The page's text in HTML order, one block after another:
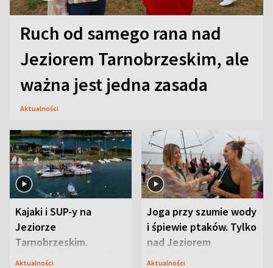
Ruch od samego rana nad
Jeziorem Tarnobrzeskim, ale
ważna jest jedna zasada
Aktualności
Kajaki i SUP-y na
Jeziorze
Tarnobrzeskim.
Przyrodnicy zwracają
Aktualności
Joga przy szumie wody
i śpiewie ptaków. Tylko
nad Jeziorem
Tarnobrzeskim
Aktualności